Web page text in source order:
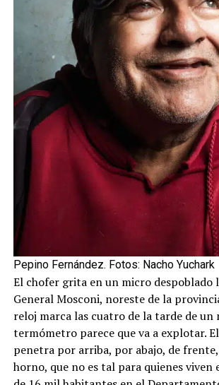
Pepino Fernández. Fotos: Nacho Yuchark
El chofer grita en un micro despoblado
General Mosconi, noreste de la
reloj marca las cuatro de la tarde de un
termómetro parece que va a explotar.
penetra por arriba, por abajo, de
horno, que no es tal para quienes viven